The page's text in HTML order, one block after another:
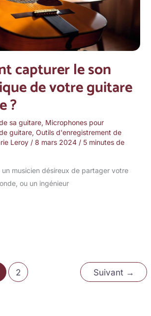
capturer le son
de votre guitare
?
sa guitare, Microphones pour
guitare, Outils d'enregistrement de
Leroy / 8 mars 2024 / 5 minutes de
un musicien désireux de partager votre
ou un ingénieur
2 Suivant →